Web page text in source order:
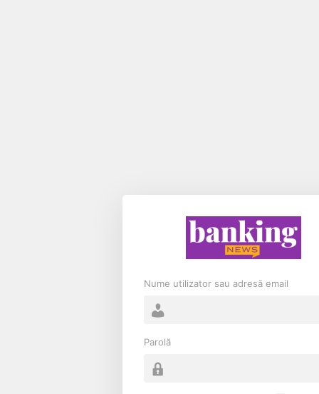
Nume utilizator sau adresă email
Parolă